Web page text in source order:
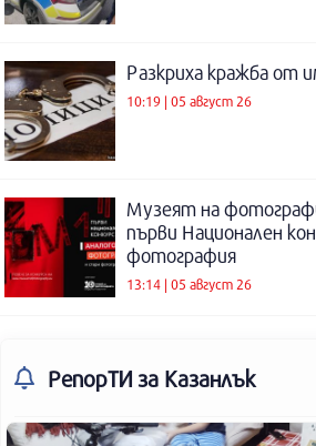
Разкриха кражба от
10:19 | 05 август 26
Музеят на
първи Национален
фотография
13:14 | 05 август 26
РепорТИ за Казанлък